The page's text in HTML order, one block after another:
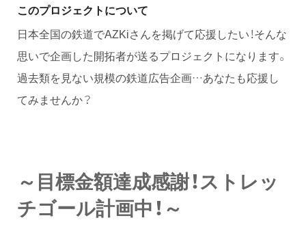
このプロジェクトについて
日本全国の鉄道でAZKiさんを掲げて応援したい！そんな
思いで企画した開拓者が送るプロジェクトになります。
過去類を見ない規模の鉄道広告企画…あなたも応援し
てみませんか？
～目標金額達成感謝！ストレッ
チゴール計画中！～